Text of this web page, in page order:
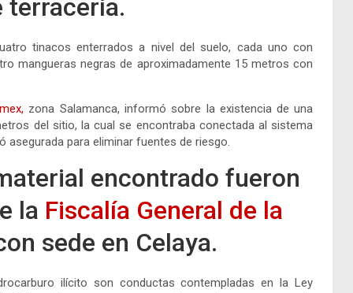
terracería.
tinacos enterrados a nivel del suelo, cada uno con
mangueras negras de aproximadamente 15 metros con
zona Salamanca, informó sobre la existencia de una
del sitio, la cual se encontraba conectada al sistema
asegurada para eliminar fuentes de riesgo.
encontrado fueron
la Fiscalía General de la
sede en Celaya.
ilícito son conductas contempladas en la Ley